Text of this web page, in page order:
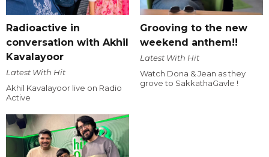
Radioactive in
conversation with Akhil
Kavalayoor
Latest With Hit
Akhil Kavalayoor live on Radio
Active
Grooving to the new
weekend anthem!!
Latest With Hit
Watch Dona & Jean as they
grove to SakkathaGavle !